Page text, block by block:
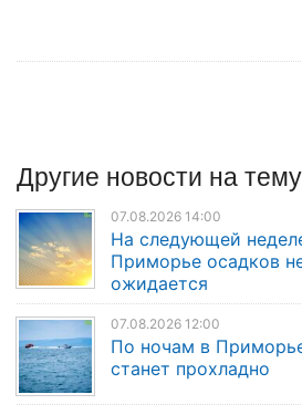
Другие новости на тему
07.08.2026 14:00
На следующей
Приморье осадков
ожидается
07.08.2026 12:00
По ночам в
станет прохладно